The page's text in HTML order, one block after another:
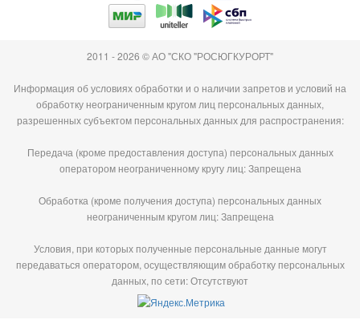
2011 - 2026 © АО "СКО "РОСЮГКУРОРТ"
Информация об условиях обработки и о наличии запретов и условий на
обработку неограниченным кругом лиц персональных данных,
разрешенных субъектом персональных данных для распространения:
Передача (кроме предоставления доступа) персональных данных
оператором неограниченному кругу лиц: Запрещена
Обработка (кроме получения доступа) персональных данных
неограниченным кругом лиц: Запрещена
Условия, при которых полученные персональные данные могут
передаваться оператором, осуществляющим обработку персональных
данных, по сети: Отсутствуют